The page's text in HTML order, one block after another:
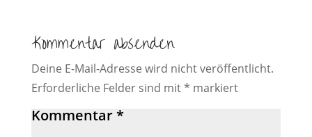
Kommentar absenden
Deine E-Mail-Adresse wird nicht veröffentlicht.
Erforderliche Felder sind mit* markiert